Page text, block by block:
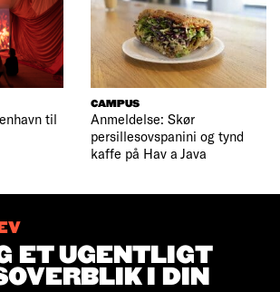
til
CAMPUS
Anmeldelse: Skør
persillesovspanini og tynd
kaffe på Hav a Java
ET UGENTLIGT
I DIN